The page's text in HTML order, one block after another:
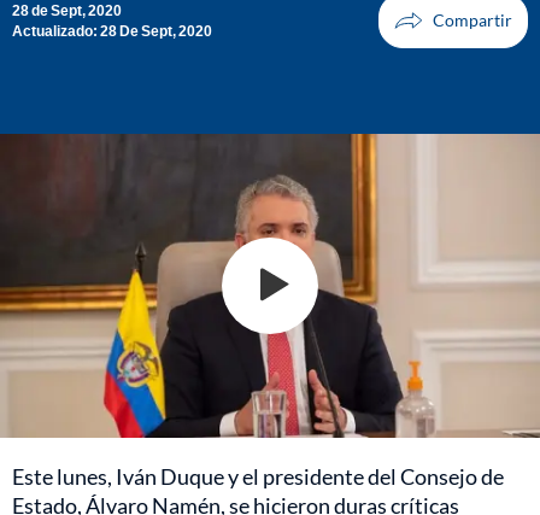
28 de Sept, 2020
Actualizado: 28 De Sept, 2020
Este lunes, Iván Duque y el presidente del Consejo de
Estado, Álvaro Namén, se hicieron duras críticas